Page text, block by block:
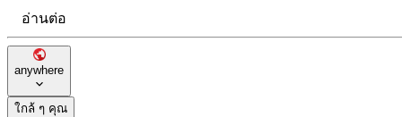
อ่านต่อ
anywhere
ใกล้ ๆ คุณ